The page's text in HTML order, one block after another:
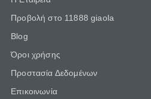
Προβολή στο 11888 giaola
Blog
Όροι χρήσης
Προστασία Δεδομένων
Επικοινωνία